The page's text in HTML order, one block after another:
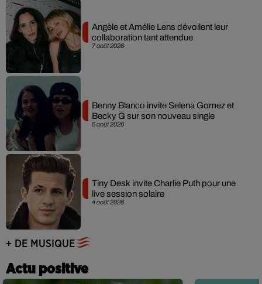
7 août 2026
Angèle et Amélie Lens dévoilent leur
collaboration tant attendue
5 août 2026
Benny Blanco invite Selena Gomez et
Becky G sur son nouveau single
4 août 2026
Tiny Desk invite Charlie Puth pour une
live session solaire
+ DE MUSIQUE
Actu positive